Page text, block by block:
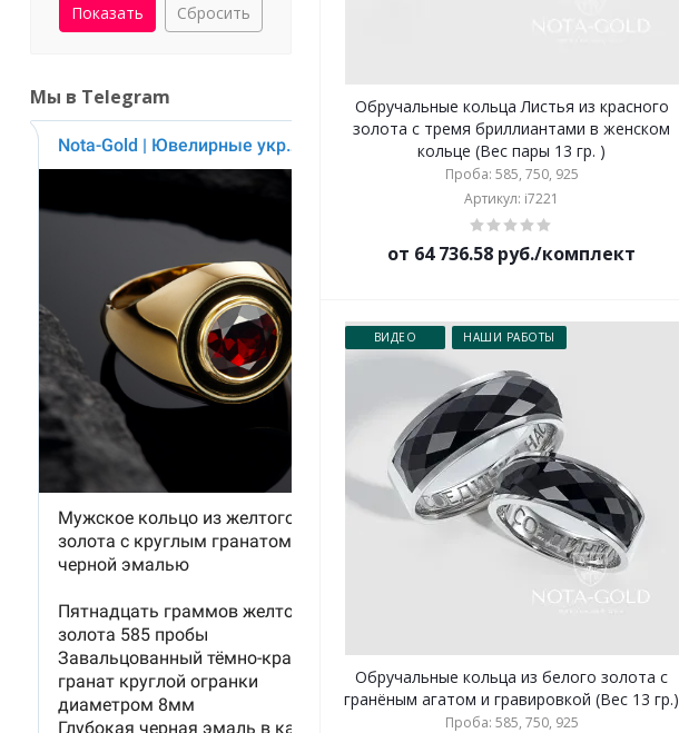
Обручальные кольца Листья из красного
золота с тремя бриллиантами в женском
кольце (Вес пары 13 гр. )
Проба: 585, 750, 925
Артикул: i7221
от 64 736.58 руб./комплект
ВИДЕО НАШИ РАБОТЫ
Обручальные кольца из белого золота с
гранёным агатом и гравировкой (Вес 13 гр.)
Проба: 585, 750, 925
Сбросить
Мы в Telegram